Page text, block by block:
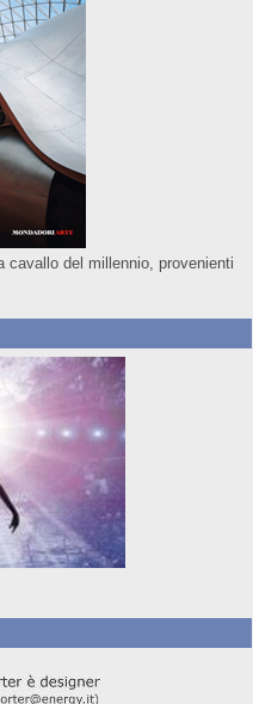
cavallo del millennio, provenienti